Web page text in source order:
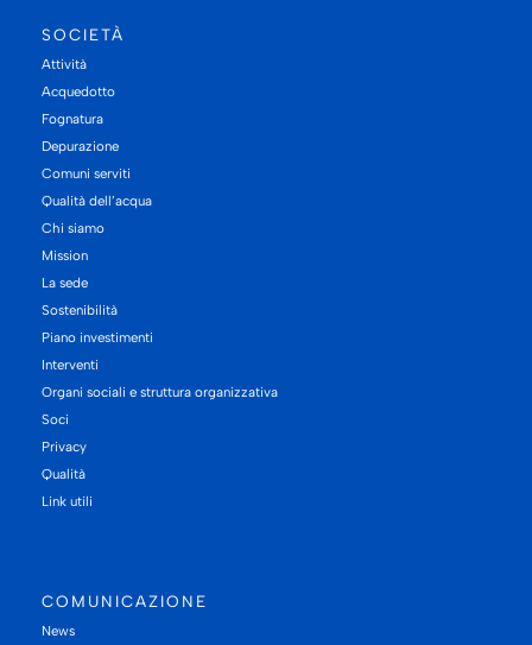
SOCIETÀ
Attività
Acquedotto
Fognatura
Depurazione
Comuni serviti
Qualità dell’acqua
Chi siamo
Mission
La sede
Sostenibilità
Piano investimenti
Interventi
Organi sociali e struttura organizzativa
Soci
Privacy
Qualità
Link utili
COMUNICAZIONE
News